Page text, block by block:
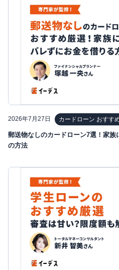
2026年7月27日 カードローン おすす
郵送物なしのカードローン7選！家
の方法